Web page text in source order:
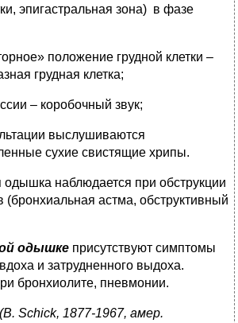
эпигастральная зона) в фазе
положение грудной клетки –
грудная клетка;
– коробочный звук;
выслушиваются
сухие свистящие хрипы.
одышка наблюдается при обструкции
(бронхиальная астма, обструктивный
одышке присутствуют симптомы
и затрудненного выдоха.
бронхиолите, пневмонии.
Schick, 1877-1967, амер.